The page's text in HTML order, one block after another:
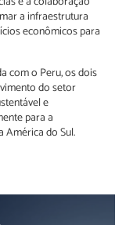
a infraestrutura
econômicos para
com o Peru, os dois
do setor
e
para a
América do Sul.